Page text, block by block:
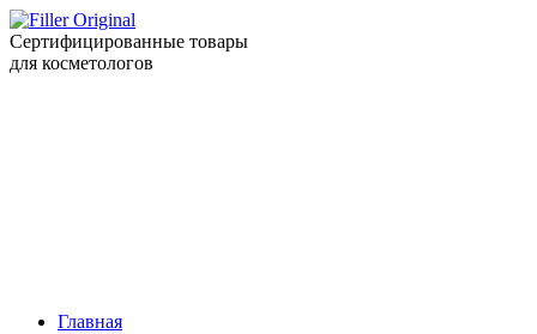
Сертифицированные товары
для косметологов
Главная